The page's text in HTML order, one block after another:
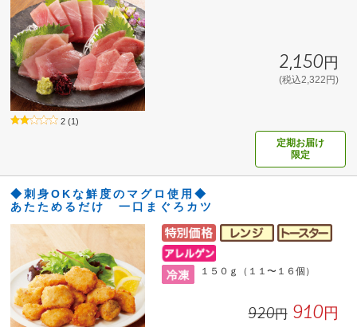
2,150円
(税込2,322円)
2 (1)
定期お届け
限定
◆刺身OKな鮮度のマグロ使用◆
あたためるだけ 一口まぐろカツ
１５０ｇ（１１〜１６個）
920円 910円